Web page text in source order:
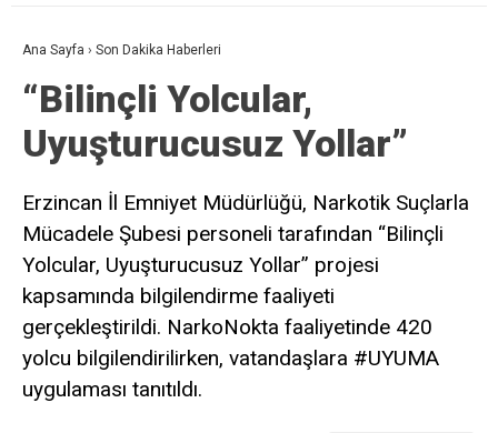
Ana Sayfa › Son Dakika Haberleri
“Bilinçli Yolcular,
Uyuşturucusuz Yollar”
Erzincan İl Emniyet Müdürlüğü, Narkotik Suçlarla
Mücadele Şubesi personeli tarafından “Bilinçli
Yolcular, Uyuşturucusuz Yollar” projesi
kapsamında bilgilendirme faaliyeti
gerçekleştirildi. NarkoNokta faaliyetinde 420
yolcu bilgilendirilirken, vatandaşlara #UYUMA
uygulaması tanıtıldı.